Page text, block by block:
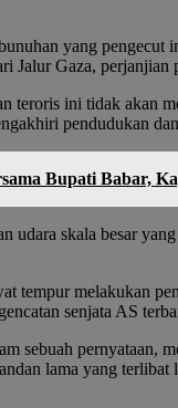
yang
Jalur Gaza,
teroris ini tidak akan
pendudukan
Bupati Babar,
udara skala besar
tempur melakukan
senjata AS
sebuah pernyataan,
lama yang